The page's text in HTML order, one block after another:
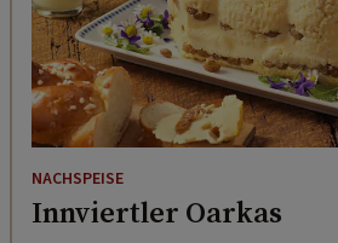
NACHSPEISE
Innviertler Oarkas